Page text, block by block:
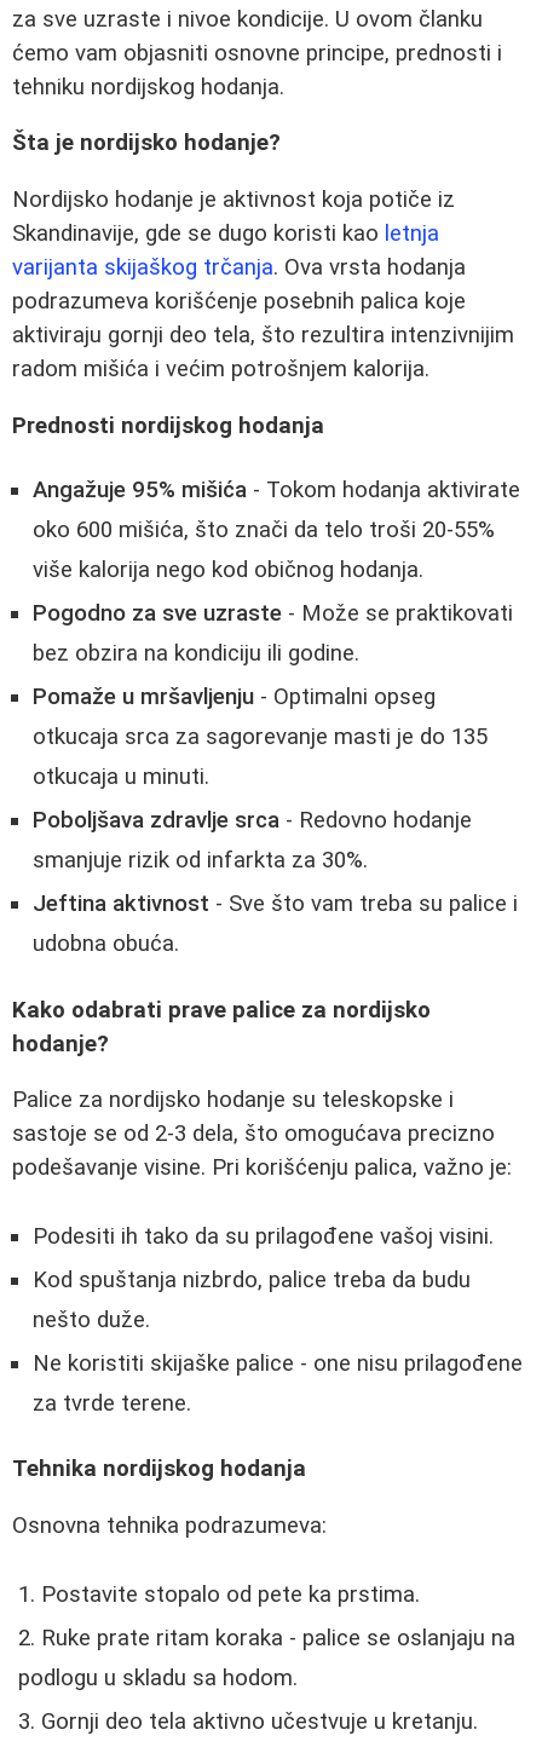
za sve uzraste i nivoe kondicije. U ovom članku
ćemo vam objasniti osnovne principe, prednosti i
tehniku nordijskog hodanja.
Šta je nordijsko hodanje?
Nordijsko hodanje je aktivnost koja potiče iz
Skandinavije, gde se dugo koristi kao letnja
varijanta skijaškog trčanja. Ova vrsta hodanja
podrazumeva korišćenje posebnih palica koje
aktiviraju gornji deo tela, što rezultira intenzivnijim
radom mišića i većim potrošnjem kalorija.
Prednosti nordijskog hodanja
Angažuje 95% mišića - Tokom hodanja aktivirate
oko 600 mišića, što znači da telo troši 20-55%
više kalorija nego kod običnog hodanja.
Pogodno za sve uzraste - Može se praktikovati
bez obzira na kondiciju ili godine.
Pomaže u mršavljenju - Optimalni opseg
otkucaja srca za sagorevanje masti je do 135
otkucaja u minuti.
Poboljšava zdravlje srca - Redovno hodanje
smanjuje rizik od infarkta za 30%.
Jeftina aktivnost - Sve što vam treba su palice i
udobna obuća.
Kako odabrati prave palice za nordijsko
hodanje?
Palice za nordijsko hodanje su teleskopske i
sastoje se od 2-3 dela, što omogućava precizno
podešavanje visine. Pri korišćenju palica, važno je:
Podesiti ih tako da su prilagođene vašoj visini.
Kod spuštanja nizbrdo, palice treba da budu
nešto duže.
Ne koristiti skijaške palice - one nisu prilagođene
za tvrde terene.
Tehnika nordijskog hodanja
Osnovna tehnika podrazumeva:
Postavite stopalo od pete ka prstima.
Ruke prate ritam koraka - palice se oslanjaju na
podlogu u skladu sa hodom.
Gornji deo tela aktivno učestvuje u kretanju.